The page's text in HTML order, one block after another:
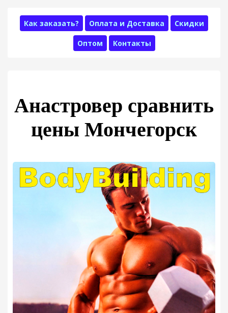
Как заказать? Оплата и Доставка Скидки
Оптом Контакты
Анастровер сравнить
цены Мончегорск